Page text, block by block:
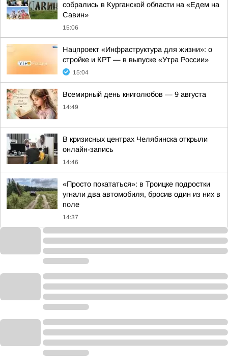
собрались в Курганской области на «Едем на
Савин»
15:06
Нацпроект «Инфраструктура для жизни»: о
стройке и КРТ — в выпуске «Утра России»
15:04
Всемирный день книголюбов — 9 августа
14:49
В кризисных центрах Челябинска открыли
онлайн-запись
14:46
«Просто покататься»: в Троицке подростки
угнали два автомобиля, бросив один из них в
поле
14:37